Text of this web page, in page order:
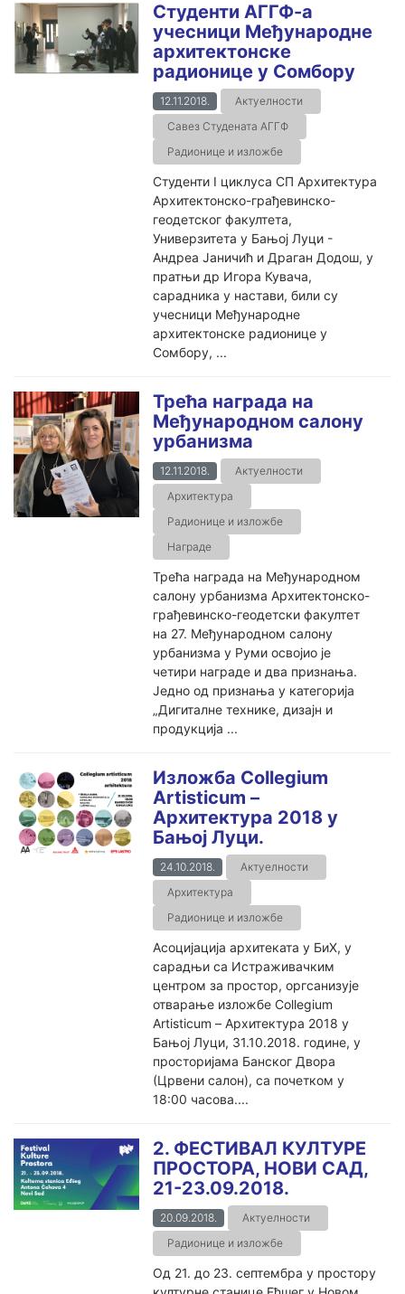
Студенти АГГФ-а
учесници Међународне
архитектонске
радионице у Сомбору
12.11.2018.
Актуелности
Савез Студената АГГФ
Радионице и изложбе
Студенти I циклуса СП Архитектура
Архитектонско-грађевинско-
геодетског факултета,
Универзитета у Бањој Луци -
Андреа Јаничић и Драган Додош, у
пратњи др Игора Кувача,
сарадника у настави, били су
учесници Међународне
архитектонске радионице у
Сомбору, ...
Трећа награда на
Међународном салону
урбанизма
12.11.2018.
Актуелности
Архитектура
Радионице и изложбе
Награде
Трећа награда на Међународном
салону урбанизма Архитектонско-
грађевинско-геодетски факултет
на 27. Међународном салону
урбанизма у Руми освојио је
четири награде и два признања.
Једно од признања у категорија
„Дигиталне технике, дизајн и
продукција ...
Изложба Collegium
Artisticum –
Архитектура 2018 у
Бањој Луци.
24.10.2018.
Актуелности
Архитектура
Радионице и изложбе
Асоцијација архитеката у БиХ, у
сарадњи са Истраживачким
центром за простор, оргсанизује
отварање изложбе Collegium
Artisticum – Архитектура 2018 у
Бањој Луци, 31.10.2018. године, у
просторијама Банског Двора
(Црвени салон), са почетком у
18:00 часова....
2. ФЕСТИВАЛ КУЛТУРЕ
ПРОСТОРА, НОВИ САД,
21-23.09.2018.
20.09.2018.
Актуелности
Радионице и изложбе
Од 21. до 23. септембра у простору